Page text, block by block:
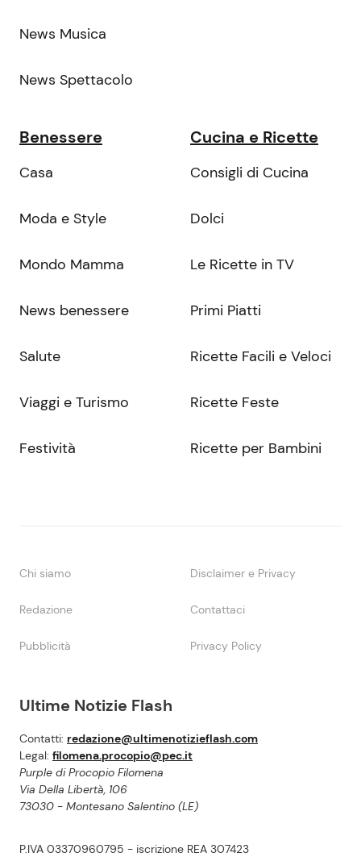
Ultime Notizie Flash
Contatti: redazione@ultimenotizieflash.com
Legal: filomena.procopio@pec.it
Purple di Procopio Filomena
Via Della Libertà, 106
73030 - Montesano Salentino (LE)
P.IVA 03370960795 - iscrizione REA 307423
News Musica
News Spettacolo
Benessere
Casa
Moda e Style
Mondo Mamma
News benessere
Salute
Viaggi e Turismo
Festività
Cucina e Ricette
Consigli di Cucina
Dolci
Le Ricette in TV
Primi Piatti
Ricette Facili e Veloci
Ricette Feste
Ricette per Bambini
Chi siamo Disclaimer e Privacy
Redazione Contattaci
Pubblicità Privacy Policy